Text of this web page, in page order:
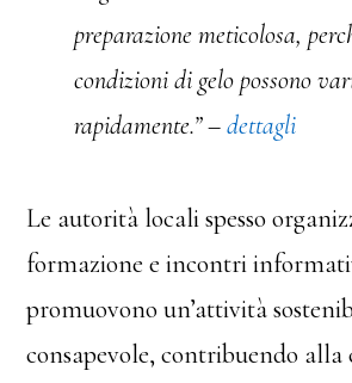
preparazione meticolosa,
condizioni di gelo possono
rapidamente.” –dettagli
Le autorità locali spesso
formazione e incontri
promuovono un’attività
consapevole, contribuendo alla